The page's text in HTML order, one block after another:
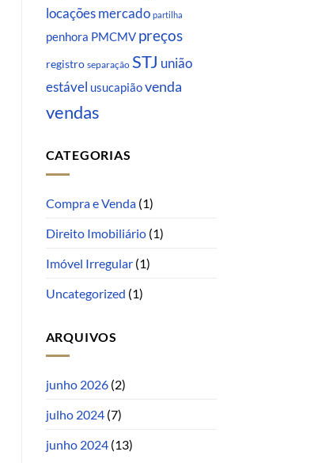
locações mercado partilha
penhora PMCMV preços
registro separação STJ união
estável usucapiãovenda
vendas
CATEGORIAS
Compra e Venda(1)
Direito Imobiliário(1)
Imóvel Irregular(1)
Uncategorized (1)
ARQUIVOS
junho 2026(2)
julho 2024(7)
junho 2024(13)